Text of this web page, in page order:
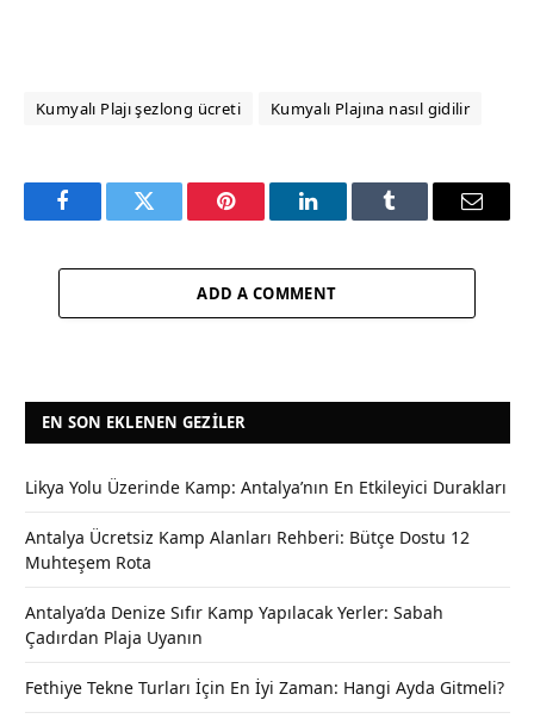
Kumyalı Plajı şezlong ücreti Kumyalı Plajına nasıl gidilir
FacebookTwitter Pinterest LinkedInTumblr Email
ADD A COMMENT
EN SON EKLENEN GEZILER
Likya Yolu Üzerinde Kamp: Antalya’nın En Etkileyici Durakları
Antalya Ücretsiz Kamp Alanları Rehberi: Bütçe Dostu 12
Muhteşem Rota
Antalya’da Denize Sıfır Kamp Yapılacak Yerler: Sabah
Çadırdan Plaja Uyanın
Fethiye Tekne Turları İçin En İyi Zaman: Hangi Ayda Gitmeli?